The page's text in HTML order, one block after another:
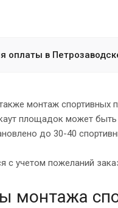
оплаты в
монтаж
площадок может
до 30-40
с учетом пожеланий
монтажа